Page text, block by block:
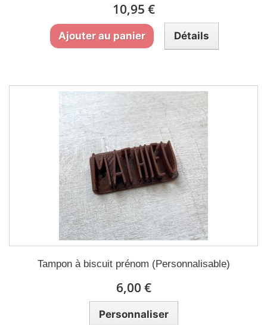
10,95 €
Ajouter au panier Détails
Tampon à biscuit prénom (Personnalisable)
6,00 €
Personnaliser